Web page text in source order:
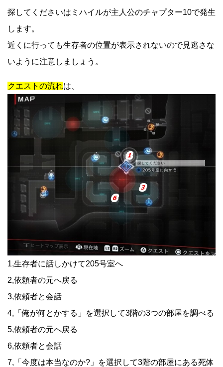
探してくださいはミハイルが主人公のチャプター10で発生
します。
近くに行っても生存者の位置が表示されないので見逃さな
いように注意しましょう。
クエストの流れは、
1,生存者に話しかけて205号室へ
2,依頼者の元へ戻る
3,依頼者と会話
4,「俺が何とかする」を選択して3階の3つの部屋を調べる
5,依頼者の元へ戻る
6,依頼者と会話
7,「今度は本当なのか?」を選択して3階の部屋にある死体